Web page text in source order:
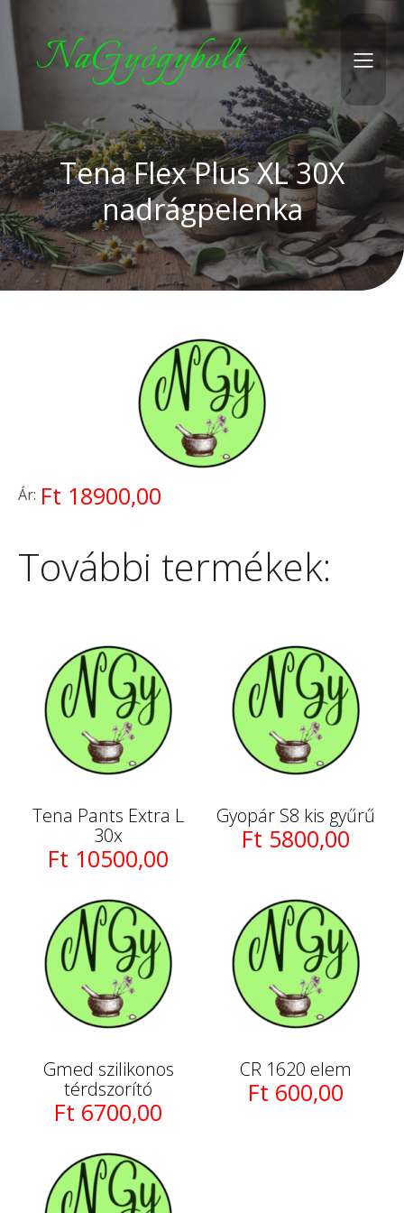
NaGyógybolt
Tena Flex Plus XL 30X
nadrágpelenka
Ár: Ft 18900,00
További termékek:
Tena Pants Extra L
30x
Ft 10500,00
Gyopár S8 kis gyűrű
Ft 5800,00
Gmed szilikonos
térdszorító
Ft 6700,00
CR 1620 elem
Ft 600,00